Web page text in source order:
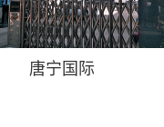
唐宁国际